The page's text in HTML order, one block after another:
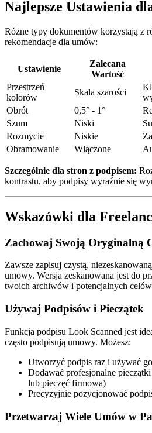
Najlepsze Ustawienia
Różne typy dokumentów korzystają z
rekomendacje dla umów:
Ustawienie
Zalecana
Wartość
Przestrzeń
kolorów
Skala szarości
Obrót
0,5° - 1°
Szum
Niski
Rozmycie
Niskie
Obramowanie
Włączone
Szczególnie dla stron z podpisem:
kontrastu, aby podpisy wyraźnie się
Wskazówki dla
Zachowaj Swoją Oryginalną
Zawsze zapisuj czystą,
umowy. Wersja zeskanowana jest do
twoich archiwów i potencjalnych
Używaj Podpisów i Pieczątek
Funkcja podpisu Look Scanned jest
często podpisują umowy. Możesz:
Utworzyć podpis raz i używać
Dodawać profesjonalne
lub pieczęć firmowa)
Precyzyjnie pozycjonować
Przetwarzaj Wiele Umów w